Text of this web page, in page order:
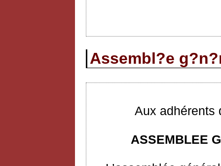
Assembl?e
Aux adhérents
ASSEMBLEE